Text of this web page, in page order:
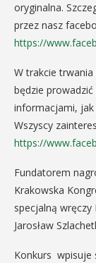
oryginalna.
przez nasz
https://
W trakcie
będzie
informacjami, jak
Wszyscy
https://
Fundatorem
Krakowska
specjalną
Jarosław
Konkurs wpisuje